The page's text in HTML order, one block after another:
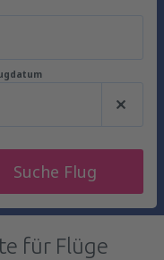
Suche Flug
für Flüge